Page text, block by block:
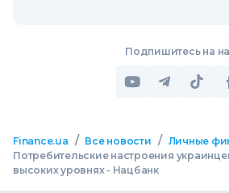
Подпишитесь на
Finance.ua / Все новости / Личные
Потребительские настроения
высоких уровнях - Нацбанк